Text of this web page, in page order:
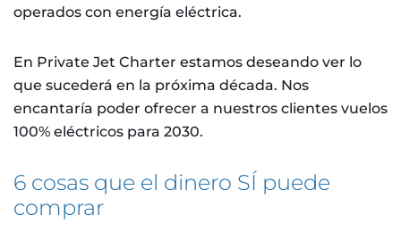
operados con energía eléctrica.
En Private Jet Charter estamos deseando ver lo
que sucederá en la próxima década. Nos
encantaría poder ofrecer a nuestros clientes vuelos
100% eléctricos para 2030.
6 cosas que el dinero SÍ puede
comprar